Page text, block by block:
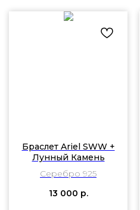
Браслет Ariel SWW +
Лунный Камень
Серебро 925
13 000 р.